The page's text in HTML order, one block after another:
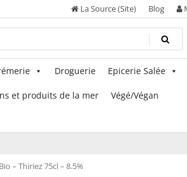
La Source (Site) Blog
Droguerie Epicerie Salée
et produits de la mer Végé/Végan
– Thiriez 75cl – 8.5%